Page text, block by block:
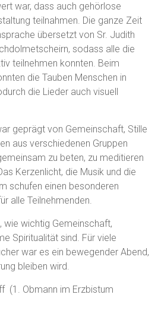
war, dass auch gehörlose
teilnahmen. Die ganze Zeit
übersetzt von Sr. Judith
sodass alle die
teilnehmen konnten. Beim
die Tauben Menschen in
die Lieder auch visuell
geprägt von Gemeinschaft, Stille
aus verschiedenen Gruppen
zu beten, zu meditieren
Kerzenlicht, die Musik und die
schufen einen besonderen
alle Teilnehmenden.
wie wichtig Gemeinschaft,
Spiritualität sind. Für viele
war es ein bewegender Abend,
bleiben wird.
(1. Obmann im Erzbistum